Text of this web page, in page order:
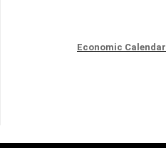
Economic Calendar